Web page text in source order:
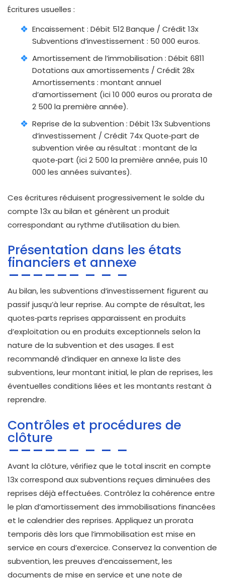
Écritures usuelles :
Encaissement : Débit 512 Banque / Crédit 13x
Subventions d’investissement : 50 000 euros.
Amortissement de l’immobilisation : Débit 6811
Dotations aux amortissements / Crédit 28x
Amortissements : montant annuel
d’amortissement (ici 10 000 euros ou prorata de
2 500 la première année).
Reprise de la subvention : Débit 13x Subventions
d’investissement / Crédit 74x Quote‑part de
subvention virée au résultat : montant de la
quote‑part (ici 2 500 la première année, puis 10
000 les années suivantes).
Ces écritures réduisent progressivement le solde du
compte 13x au bilan et génèrent un produit
correspondant au rythme d’utilisation du bien.
Présentation dans les états
financiers et annexe
Au bilan, les subventions d’investissement figurent au
passif jusqu’à leur reprise. Au compte de résultat, les
quotes‑parts reprises apparaissent en produits
d’exploitation ou en produits exceptionnels selon la
nature de la subvention et des usages. Il est
recommandé d’indiquer en annexe la liste des
subventions, leur montant initial, le plan de reprises, les
éventuelles conditions liées et les montants restant à
reprendre.
Contrôles et procédures de
clôture
Avant la clôture, vérifiez que le total inscrit en compte
13x correspond aux subventions reçues diminuées des
reprises déjà effectuées. Contrôlez la cohérence entre
le plan d’amortissement des immobilisations financées
et le calendrier des reprises. Appliquez un prorata
temporis dès lors que l’immobilisation est mise en
service en cours d’exercice. Conservez la convention de
subvention, les preuves d’encaissement, les
documents de mise en service et une note de